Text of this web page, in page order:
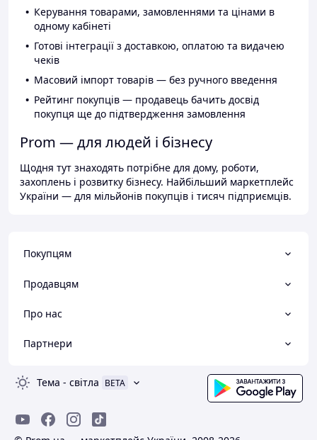
Керування товарами, замовленнями та цінами в
одному кабінеті
Готові інтеграції з доставкою, оплатою та видачею
чеків
Масовий імпорт товарів — без ручного введення
Рейтинг покупців — продавець бачить досвід
покупця ще до підтвердження замовлення
Prom — для людей і бізнесу
Щодня тут знаходять потрібне для дому, роботи,
захоплень і розвитку бізнесу. Найбільший маркетплейс
України — для мільйонів покупців і тисяч підприємців.
Покупцям
Продавцям
Про нас
Партнери
Тема - світла BETA